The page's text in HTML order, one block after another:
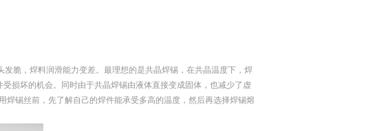
脆，焊料润滑能力变差。最理想的是共晶焊锡，在共晶温度下，焊
损坏的机会。同时由于共晶焊锡由液体直接变成固体，也减少了虚
锡丝前，先了解自己的焊件能承受多高的温度，然后再选择焊锡熔